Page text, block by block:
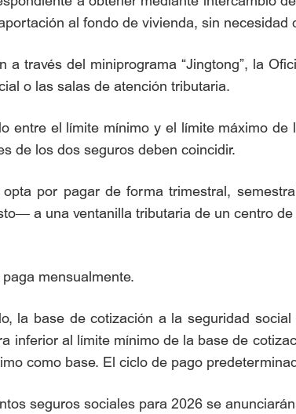
al fondo de vivienda, sin necesidad
través del miniprograma “Jingtong”, la
o las salas de atención tributaria.
entre el límite mínimo y el límite máximo de
de los dos seguros deben coincidir.
por pagar de forma trimestral,
a una ventanilla tributaria de un centro
mensualmente.
la base de cotización a la seguridad
inferior al límite mínimo de la base de
como base. El ciclo de pago
seguros sociales para 2026 se